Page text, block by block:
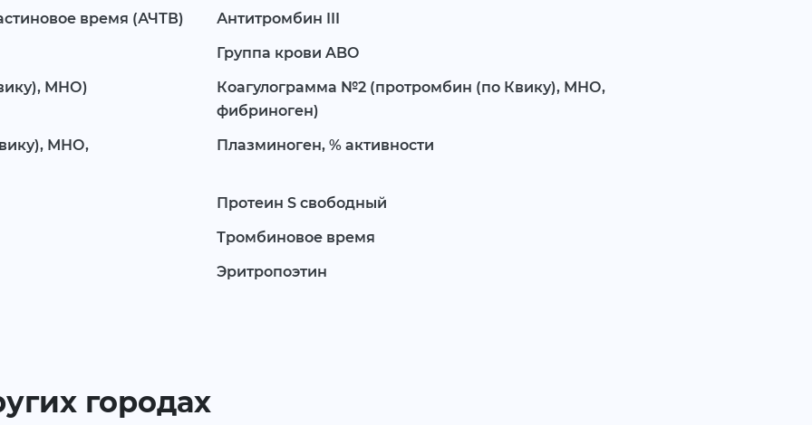
время (АЧТВ)
Антитромбин III
Группа крови ABO
МНО)
Коагулограмма №2 (протромбин (по Квику), МНО,
фибриноген)
МНО,
Плазминоген, % активности
Протеин S свободный
Тромбиновое время
Эритропоэтин
городах